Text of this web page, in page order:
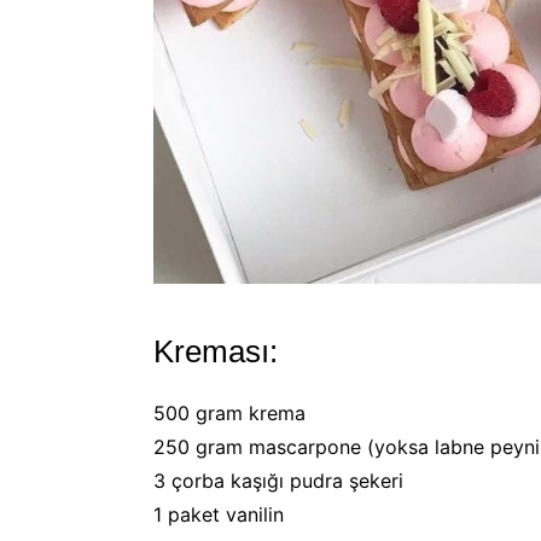
Kreması:
500 gram krema
250 gram mascarpone (yoksa labne
3 çorba kaşığı pudra şekeri
1 paket vanilin